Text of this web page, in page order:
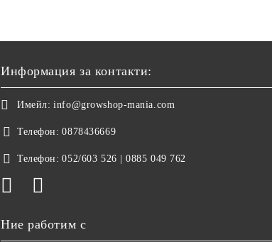
Информация за контакти:
Имейл: info@growshop-mania.com
Телефон: 0878436669
Телефон: 052/603 526 | 0885 049 762
Ние работим с